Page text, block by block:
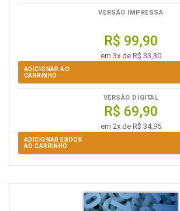
VERSÃO IMPRESSA
R$ 99,90
em 3x de R$ 33,30
ADICIONAR AO
CARRINHO
VERSÃO DIGITAL
R$ 69,90
em 2x de R$ 34,95
ADICIONAR EBOOK
AO CARRINHO